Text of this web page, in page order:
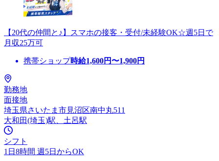
【20代の仲間と♪】スマホの接客・受付/未経験OK☆週5日で
月収25万可
携帯ショップ時給1,600円〜1,900円
勤務地
面接地
埼玉県さいたま市見沼区南中丸511
大和田(埼玉)駅、土呂駅
シフト
1日8時間 週5日からOK